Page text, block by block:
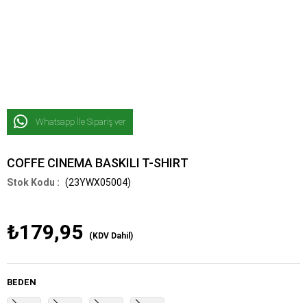
Whatsapp İle Sipariş ver
COFFE CINEMA BASKILI T-SHIRT
(23YWX05004)
₺179,95 (KDV Dahil)
BEDEN